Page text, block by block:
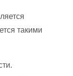
такими